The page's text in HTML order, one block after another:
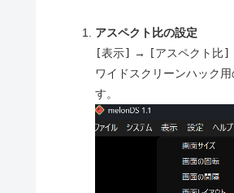
アスペクト比の設定
[表示]
→ [アスペクト比]
ワイドスクリーンハック
す。